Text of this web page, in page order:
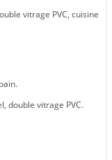
vitrage PVC, cuisine
double vitrage PVC.